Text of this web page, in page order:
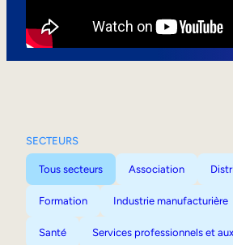
SECTEURS
Tous secteurs Association
Formation Industrie manufacturière
Santé Services professionnels et